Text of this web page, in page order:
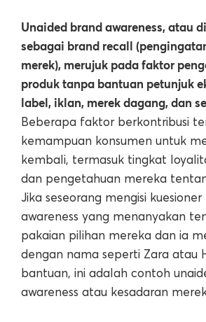
Unaided brand awareness, atau
sebagai brand recall
merek), merujuk pada faktor
produk tanpa bantuan petunjuk
label, iklan, merek dagang, dan
Beberapa faktor berkontribusi
kemampuan konsumen untuk
kembali, termasuk tingkat
dan pengetahuan mereka
Jika seseorang mengisi
awareness yang menanyakan
pakaian pilihan mereka dan ia
dengan nama seperti Zara atau
bantuan, ini adalah contoh
awareness atau kesadaran